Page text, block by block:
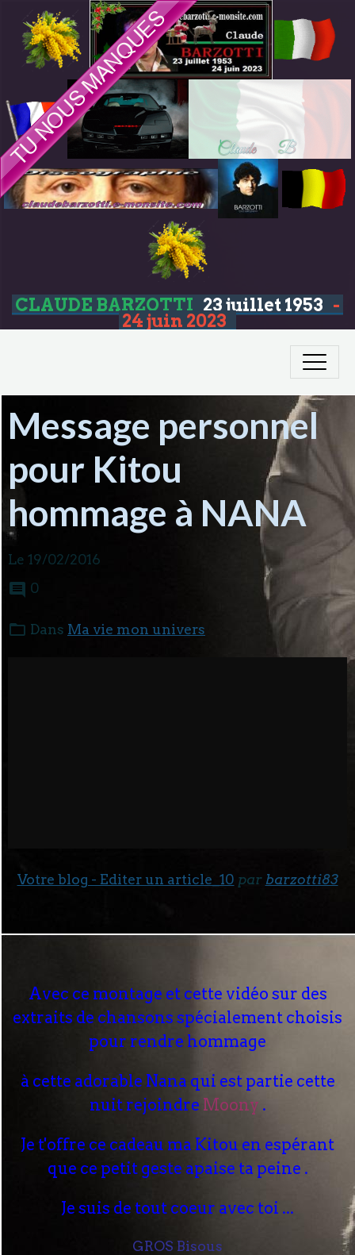
CLAUDE BARZOTTI 23 juillet 1953 -
24 juin 2023
Message personnel
pour Kitou
hommage à NANA
Le 19/02/2016
0
Dans Ma vie mon univers
Votre blog - Editer un article_10 par barzotti83
Avec ce montage et cette vidéo sur des
extraits de chansons spécialement choisis
pour rendre hommage
à cette adorable Nana qui est partie cette
nuit rejoindre Moony .
Je t'offre ce cadeau ma Kitou en espérant
que ce petit geste apaise ta peine .
Je suis de tout coeur avec toi ...
GROS Bisous